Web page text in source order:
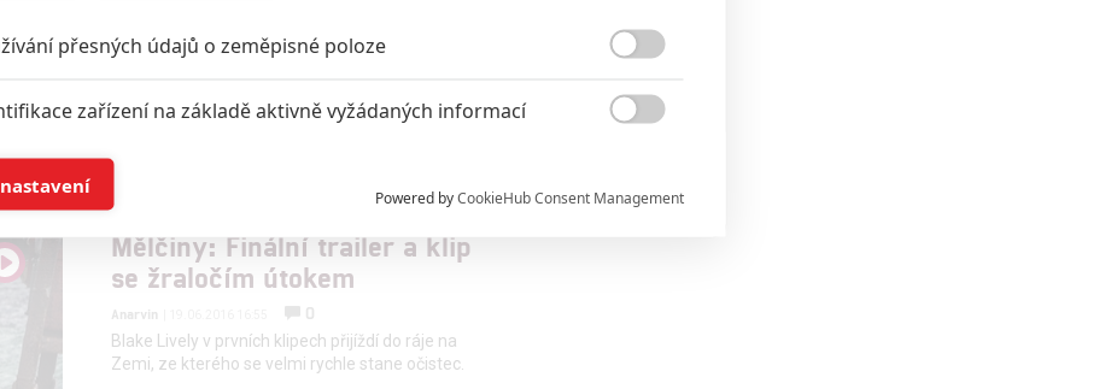
Brousitch | 26.06.2016 19:25
13
Will Smith je pryč a Den nezávislosti je hned
kinech mezitím mrtvý Daniel Radcliffe hraje
Mělčiny: Finální trailer a klip
se žraločím útokem
Anarvin
0
Blake Lively v prvních klipech přijíždí do ráje na
Zemi, ze kterého se velmi rychle stane očistec.
přesných údajů o zeměpisné poloze
zařízení na základě aktivně vyžádaných informací
a/nebo přístup k informacím v zařízení

založená na omezených údajích a měření reklamy
obsah, měření obsahu, průzkum publika a vývoj
Powered byCookieHub Consent Management